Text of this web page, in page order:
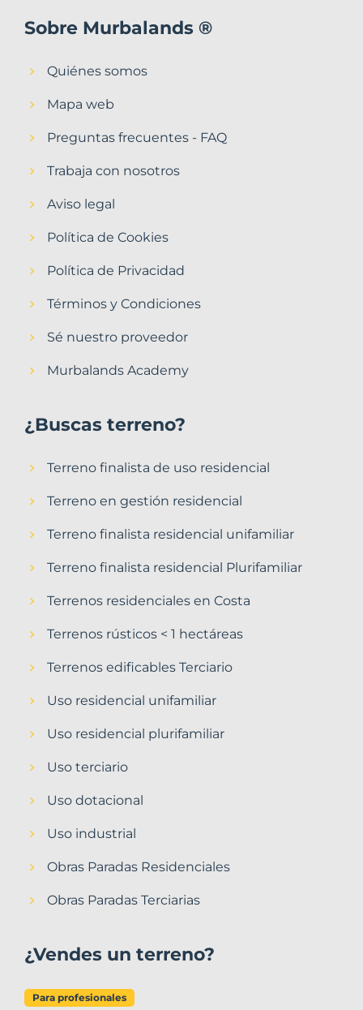
Sobre Murbalands ®
Quiénes somos
Mapa web
Preguntas frecuentes - FAQ
Trabaja con nosotros
Aviso legal
Política de Cookies
Política de Privacidad
Términos y Condiciones
Sé nuestro proveedor
Murbalands Academy
¿Buscas terreno?
Terreno finalista de uso residencial
Terreno en gestión residencial
Terreno finalista residencial unifamiliar
Terreno finalista residencial Plurifamiliar
Terrenos residenciales en Costa
Terrenos rústicos < 1 hectáreas
Terrenos edificables Terciario
Uso residencial unifamiliar
Uso residencial plurifamiliar
Uso terciario
Uso dotacional
Uso industrial
Obras Paradas Residenciales
Obras Paradas Terciarias
¿Vendes un terreno?
Para profesionales